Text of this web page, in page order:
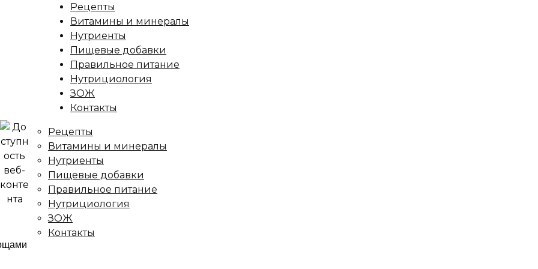
Рецепты
Витамины и минералы
Нутриенты
Пищевые добавки
Правильное питание
Нутрициология
ЗОЖ
Контакты
Рецепты
Витамины и минералы
Нутриенты
Пищевые добавки
Правильное питание
Нутрициология
ЗОЖ
Контакты